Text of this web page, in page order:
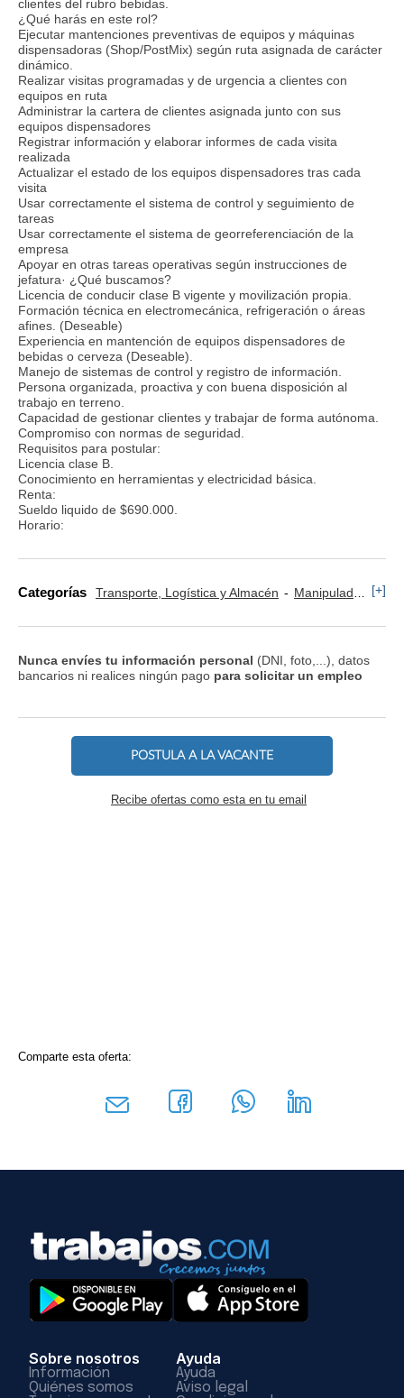
clientes del rubro bebidas.
¿Qué harás en este rol?
Ejecutar mantenciones preventivas de equipos y máquinas
dispensadoras (Shop/PostMix) según ruta asignada de carácter
dinámico.
Realizar visitas programadas y de urgencia a clientes con
equipos en ruta
Administrar la cartera de clientes asignada junto con sus
equipos dispensadores
Registrar información y elaborar informes de cada visita
realizada
Actualizar el estado de los equipos dispensadores tras cada
visita
Usar correctamente el sistema de control y seguimiento de
tareas
Usar correctamente el sistema de georreferenciación de la
empresa
Apoyar en otras tareas operativas según instrucciones de
jefatura· ¿Qué buscamos?
Licencia de conducir clase B vigente y movilización propia.
Formación técnica en electromecánica, refrigeración o áreas
afines. (Deseable)
Experiencia en mantención de equipos dispensadores de
bebidas o cerveza (Deseable).
Manejo de sistemas de control y registro de información.
Persona organizada, proactiva y con buena disposición al
trabajo en terreno.
Capacidad de gestionar clientes y trabajar de forma autónoma.
Compromiso con normas de seguridad.
Requisitos para postular:
Licencia clase B.
Conocimiento en herramientas y electricidad básica.
Renta:
Sueldo liquido de $690.000.
Horario:
Categorías Transporte, Logística y Almacén Manipulador y Operario de Montaje [+]
Nunca envíes tu información personal (DNI, foto,...), datos
bancarios ni realices ningún pago para solicitar un empleo
POSTULA A LA VACANTE
Recibe ofertas como esta en tu email
Comparte esta oferta:
Sobre nosotros
Información
Quiénes somos
Ayuda
Ayuda
Aviso legal